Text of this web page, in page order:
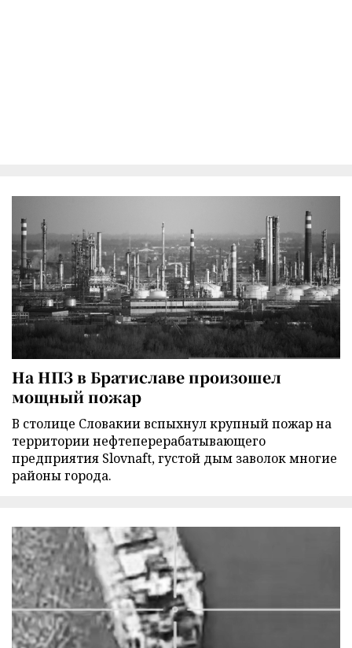
На НПЗ в Братиславе произошел
мощный пожар
В столице Словакии вспыхнул крупный пожар на
территории нефтеперерабатывающего
предприятия Slovnaft, густой дым заволок многие
районы города.